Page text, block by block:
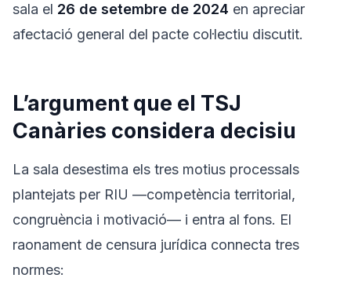
sala el 26 de setembre de 2024 en apreciar
afectació general del pacte col·lectiu discutit.
L’argument que el TSJ
Canàries considera decisiu
La sala desestima els tres motius processals
plantejats per RIU —competència territorial,
congruència i motivació— i entra al fons. El
raonament de censura jurídica connecta tres
normes: